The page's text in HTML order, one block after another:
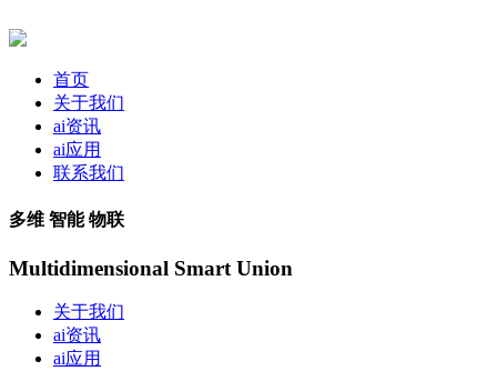
首页
关于我们
ai资讯
ai应用
联系我们
多维 智能 物联
Multidimensional Smart Union
关于我们
ai资讯
ai应用